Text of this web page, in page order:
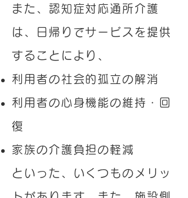
また、認知症対応通所介護
は、日帰りでサービスを提供
することにより、
利用者の社会的孤立の解消
利用者の心身機能の維持・回
復
家族の介護負担の軽減
といった、いくつものメリッ